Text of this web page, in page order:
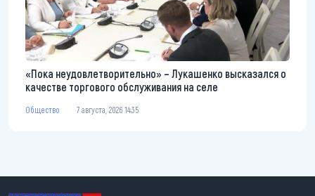
«Пока неудовлетворительно» – Лукашенко высказался о
качестве торгового обслуживания на селе
Общество 7 августа, 2026 14:35